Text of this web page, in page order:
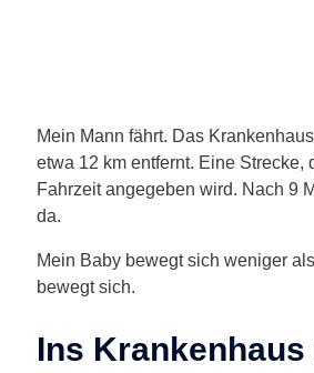
Mein Mann fährt. Das
etwa 12 km entfernt. Eine Strecke,
Fahrzeit angegeben wird. Nach 9
da.
Mein Baby bewegt sich weniger
bewegt sich.
Ins